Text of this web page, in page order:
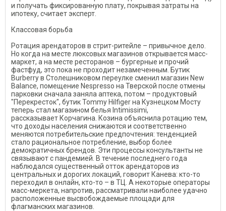
и получать фиксированную плату, покрывая затраты на
ипотеку, считает эксперт.
Классовая борьба
Ротация арендаторов в стрит-ритейле – привычное дело.
Но когда на месте люксовых магазинов открывается масс-
маркет, а на месте ресторанов – бургерные и прочий
фастфуд, это пока не проходит незамеченным. Бутик
Burberry в Столешниковом переулке сменил магазин New
Balance, помещение Nespresso на Тверской после отмены
парковки сначала заняла аптека, потом – продуктовый
"Перекресток", бутик Tommy Hilfiger на Кузнецком Мосту
теперь стал магазином белья Intimissimi,
рассказывает Корчагина. Козина объяснила ротацию тем,
что доходы населения снижаются и соответственно
меняются потребительские предпочтения: тенденцией
стало рациональное потребление, выбор более
демократичных брендов. Эти процессы консультанты не
связывают с пандемией. В течение последнего года
наблюдался существенный отток арендаторов из
центральных и дорогих локаций, говорит Канева: кто-то
переходил в онлайн, кто-то – в ТЦ. А некоторые операторы
масс-меркета, напротив, рассматривали наиболее удачно
расположенные высвобождаемые площади для
флагманских магазинов.